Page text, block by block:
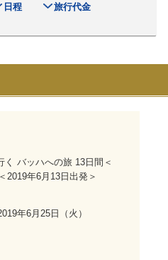
日程
旅行代金
バッハへの旅 13日間＜
2019年6月13日出発＞
年6月25日 （火）